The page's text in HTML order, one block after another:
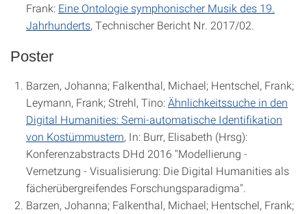
Frank: Eine Ontologie symphonischer Musik des 19.
Jahrhunderts, Technischer Bericht Nr. 2017/02.
Poster
Barzen, Johanna; Falkenthal, Michael; Hentschel, Frank;
Leymann, Frank; Strehl, Tino:Ähnlichkeitssuche in den
Digital Humanities: Semi-automatische Identifikation
von Kostümmustern, In: Burr, Elisabeth (Hrsg):
Konferenzabstracts DHd 2016 "Modellierung -
Vernetzung - Visualisierung: Die Digital Humanities als
fächerübergreifendes Forschungsparadigma".
Barzen, Johanna; Falkenthal, Michael; Hentschel, Frank;